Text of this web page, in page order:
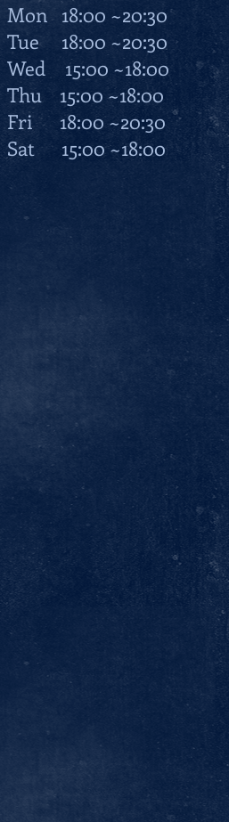
Mon 18:00 ~20:30
Tue 18:00 ~20:30
Wed 15:00 ~18:00
Thu 15:00 ~18:00
Fri 18:00 ~20:30
Sat 15:00 ~18:00